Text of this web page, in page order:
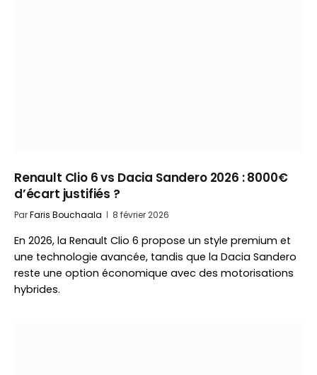
Renault Clio 6 vs Dacia Sandero 2026 : 8000€
d’écart justifiés ?
ParFaris Bouchaala 8 février 2026
En 2026, la Renault Clio 6 propose un style premium et
une technologie avancée, tandis que la Dacia Sandero
reste une option économique avec des motorisations
hybrides.